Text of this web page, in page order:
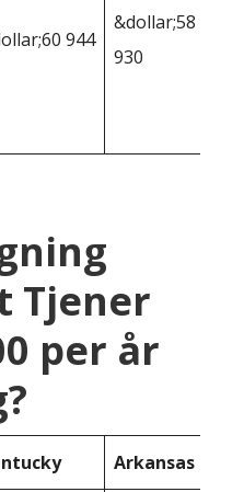
944
&dollar;58
930
Tjener
per år
Arkansas